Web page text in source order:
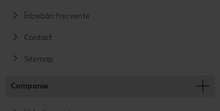
Întrebări frecvente
Contact
Sitemap
Companie